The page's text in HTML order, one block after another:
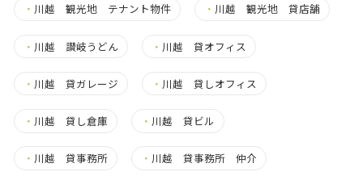
・ 川越 観光地 テナント物件 ・ 川越 観光地 貸店舗
・ 川越 讃岐うどん ・ 川越 貸オフィス
・ 川越 貸ガレージ ・ 川越 貸しオフィス
・ 川越 貸し倉庫 ・ 川越 貸ビル
・ 川越 貸事務所 ・ 川越 貸事務所 仲介